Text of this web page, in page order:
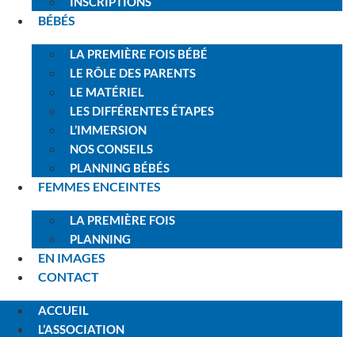
BÉBÉS
LA PREMIÈRE FOIS BÉBÉ
LE RÔLE DES PARENTS
LE MATÉRIEL
LES DIFFÉRENTES ÉTAPES
L’IMMERSION
NOS CONSEILS
PLANNING BÉBÉS
FEMMES ENCEINTES
LA PREMIÈRE FOIS
PLANNING
EN IMAGES
CONTACT
ACCUEIL
L’ASSOCIATION